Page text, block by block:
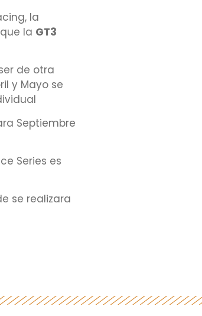
la
la GT3
de otra
y Mayo se
Septiembre
Series es
se realizara